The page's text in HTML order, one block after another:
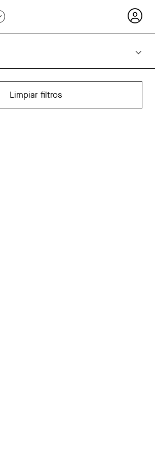
Limpiar filtros